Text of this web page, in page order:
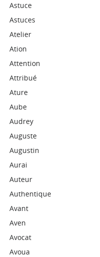
Astuce
Astuces
Atelier
Ation
Attention
Attribué
Ature
Aube
Audrey
Auguste
Augustin
Aurai
Auteur
Authentique
Avant
Aven
Avocat
Avoua